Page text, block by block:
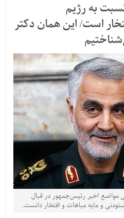
به رژیم
است/ این همان دکتر
مواضع اخیر رئیس‌جمهور در قبال
و مایه مباهات و افتخار دانست.